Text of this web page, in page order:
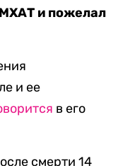
и пожелал
и ее
в его
смерти 14